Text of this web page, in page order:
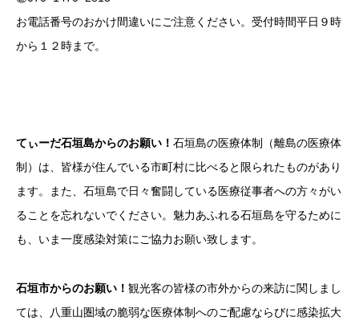
お電話番号のおかけ間違いにご注意ください。受付時間平日９時
から１２時まで。
てぃーだ石垣島からのお願い！ 石垣島の医療体制（離島の医療体
制）は、皆様が住んでいる市町村に比べると限られたものがあり
ます。また、石垣島で日々奮闘している医療従事者への方々がい
ることを忘れないでください。魅力あふれる石垣島を守るために
も、いま一度感染対策にご協力お願い致します。
石垣市からのお願い！ 観光客の皆様の市外からの来訪に関しまし
ては、八重山圏域の脆弱な医療体制へのご配慮ならびに感染拡大